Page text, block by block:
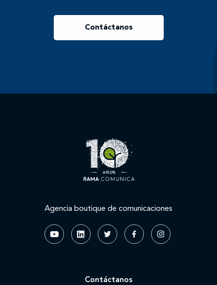
Contáctanos
Agencia boutique de comunicaciones
Contáctanos